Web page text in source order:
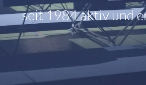
seit 1984 aktiv und